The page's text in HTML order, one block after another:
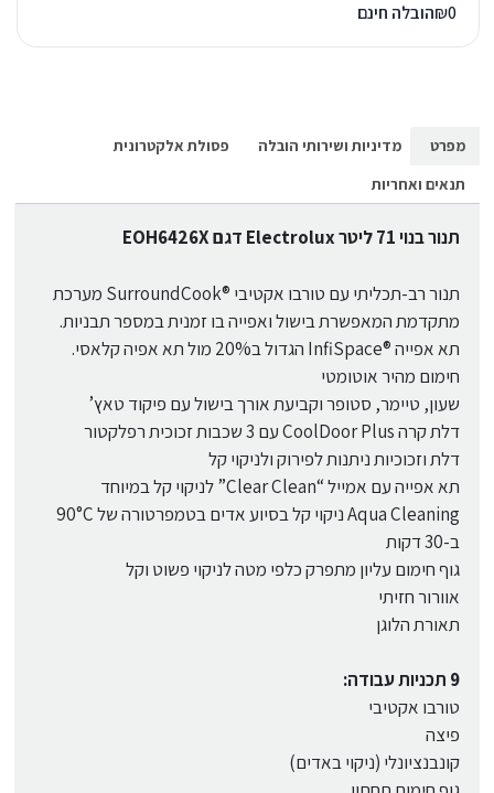
₪0 הובלה חינם
מפרט מדיניות ושירותי הובלה
פסולת אלקטרונית
תנאים ואחריות
תנור בנוי 71 ליטר Electrolux​ דגם EOH6426X
תנור רב-תכליתי עם טורבו אקטיבי ®SurroundCook מערכת
מתקדמת המאפשרת בישול ואפייה בו זמנית במספר תבניות.
תא אפייה ®InfiSpace הגדול ב20% מול תא אפיה קלאסי.
חימום מהיר אוטומטי
שעון, טיימר, סטופר וקביעת אורך בישול עם פיקוד טאץ’
דלת קרה CoolDoor Plus עם 3 שכבות זכוכית רפלקטור
דלת וזכוכיות ניתנות לפירוק ולניקוי קל
תא אפייה עם אמייל “Clear Clean” לניקוי קל במיוחד
Aqua Cleaning ניקוי קל בסיוע אדים בטמפרטורה של 90°C
ב-30 דקות
גוף חימום עליון מתפרק כלפי מטה לניקוי פשוט וקל
אוורור חזיתי
תאורת הלוגן
9 תכניות עבודה:
טורבו אקטיבי
פיצה
קונבנציונלי (ניקוי באדים)